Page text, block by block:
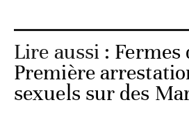
Lire aussi : Fermes
Première
sexuels sur des